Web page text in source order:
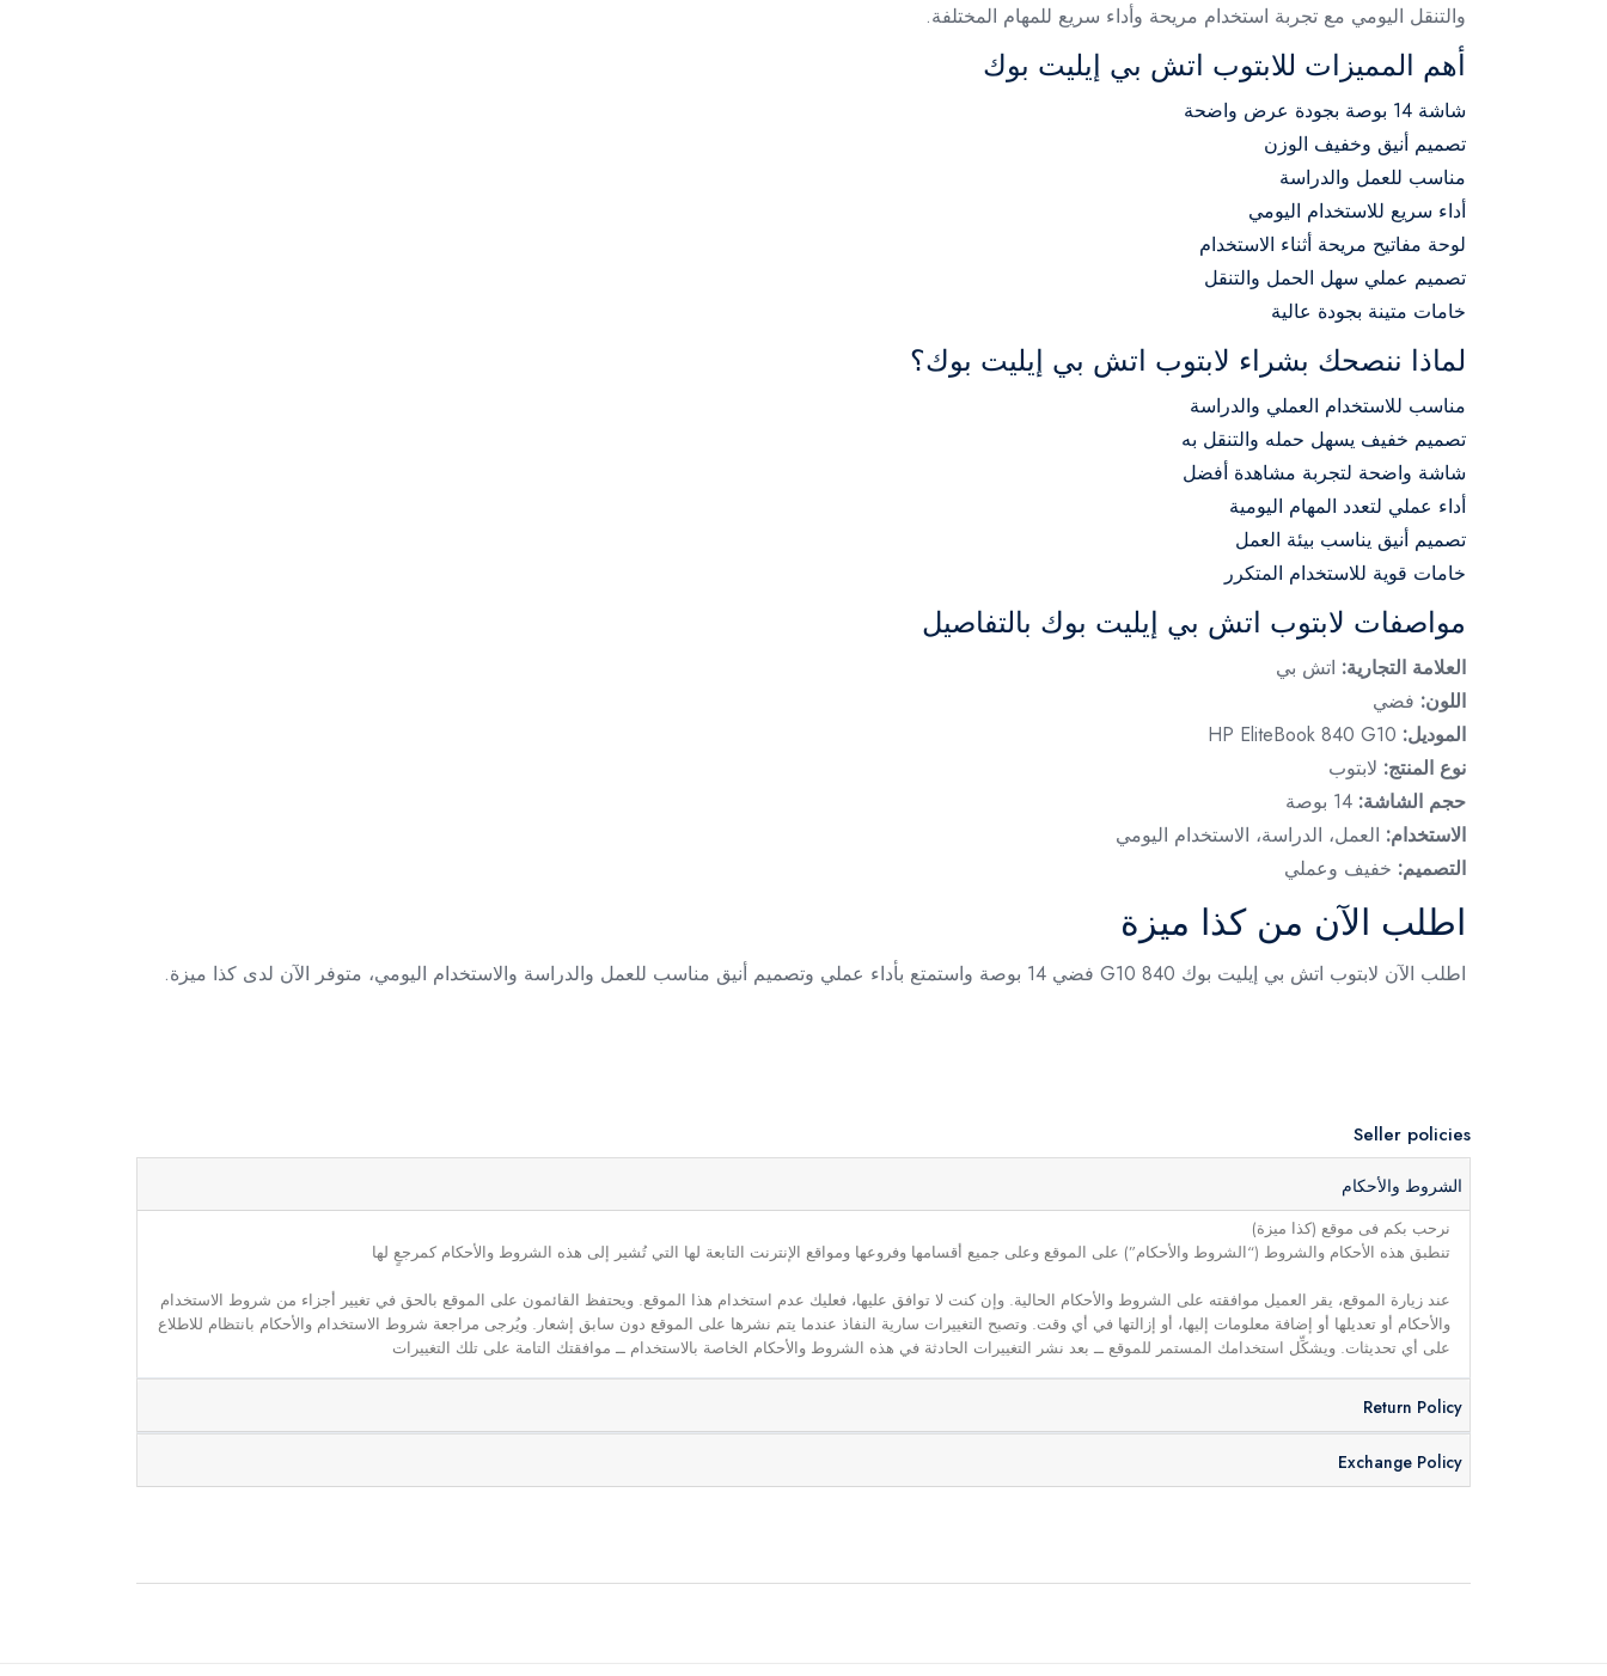
والتنقل اليومي مع تجربة استخدام مريحة وأداء سريع للمهام المختلفة.
أهم المميزات للابتوب اتش بي إيليت بوك
شاشة 14 بوصة بجودة عرض واضحة
تصميم أنيق وخفيف الوزن
مناسب للعمل والدراسة
أداء سريع للاستخدام اليومي
لوحة مفاتيح مريحة أثناء الاستخدام
تصميم عملي سهل الحمل والتنقل
خامات متينة بجودة عالية
لماذا ننصحك بشراء لابتوب اتش بي إيليت بوك؟
مناسب للاستخدام العملي والدراسة
تصميم خفيف يسهل حمله والتنقل به
شاشة واضحة لتجربة مشاهدة أفضل
أداء عملي لتعدد المهام اليومية
تصميم أنيق يناسب بيئة العمل
خامات قوية للاستخدام المتكرر
مواصفات لابتوب اتش بي إيليت بوك بالتفاصيل
العلامة التجارية: اتش بي
اللون: فضي
الموديل: HP EliteBook 840 G10
نوع المنتج: لابتوب
حجم الشاشة:
الاستخدام: العمل، الدراسة، الاستخدام اليومي
التصميم: خفيف وعملي
اطلب الآن من كذا ميزة
اطلب الآن لابتوب اتش بي إيليت بوك 840 G10 فضي 14 بوصة واستمتع بأداء عملي وتصميم أنيق مناسب للعمل والدراسة والاستخدام اليومي، متوفر الآن لدى كذا ميزة.
Seller policies
الشروط والأحكام
نرحب بكم فى موقع (كذا ميزة)
تنطبق هذه الأحكام والشروط (“الشروط والأحكام”) على الموقع وعلى جميع أقسامها وفروعها ومواقع الإنترنت التابعة لها التي تُشير إلى هذه الشروط والأحكام كمرجعٍ لها
عند زيارة الموقع، يقر العميل موافقته على الشروط والأحكام الحالية. وإن كنت لا توافق عليها، فعليك عدم استخدام هذا الموقع. ويحتفظ القائمون على الموقع بالحق في تغيير أجزاء من شروط الاستخدام
والأحكام أو تعديلها أو إضافة معلومات إليها، أو إزالتها في أي وقت. وتصبح التغييرات سارية النفاذ عندما يتم نشرها على الموقع دون سابق إشعار. ويُرجى مراجعة شروط الاستخدام والأحكام بانتظام للاطلاع
على أي تحديثات. ويشكِّل استخدامك المستمر للموقع ــ بعد نشر التغييرات الحادثة في هذه الشروط والأحكام الخاصة بالاستخدام ــ موافقتك التامة على تلك التغييرات
Return Policy
Exchange Policy